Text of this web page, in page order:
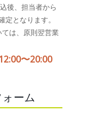
後、担当者から
定となります。
は、原則翌営業
12:00〜20:00
ーム